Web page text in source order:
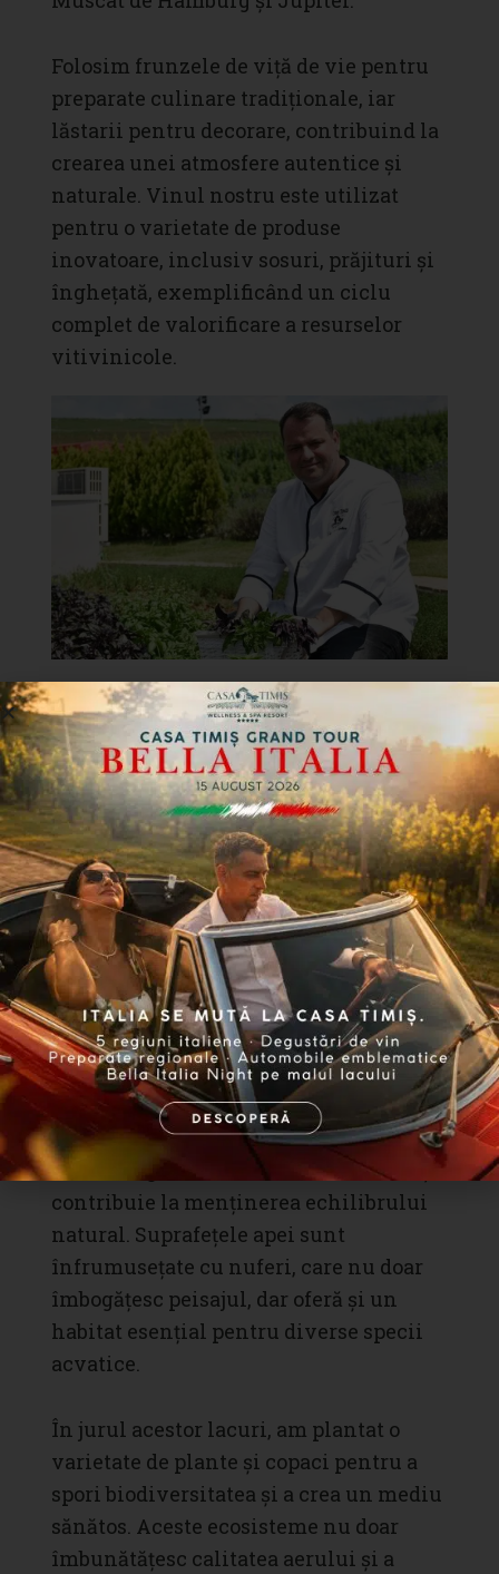
Folosim frunzele de viță de vie pentru
preparate culinare tradiționale, iar
lăstarii pentru decorare, contribuind la
crearea unei atmosfere autentice și
naturale. Vinul nostru este utilizat
pentru o varietate de produse
inovatoare, inclusiv sosuri, prăjituri și
înghețată, exemplificând un ciclu
complet de valorificare a resurselor
vitivinicole.
Ecosistemele acvatice:
Lacuri artificiale și
biodiversitate
Un alt aspect esențial al abordării
noastre sustenabile este crearea și
întreținerea unorecosisteme acvatice
artificiale. Am creat trei lacuri
artificiale pe domeniu, care joacă un rol
crucial în gestionarea resurselor de apă
și contribuie la crearea unui habitat
pentru diverse specii de pești și plante
acvatice.
Fiecare lac este populat cu crapi Koi,
care adaugă vitalitate
ecosistemului
și
contribuie la menținerea echilibrului
natural. Suprafețele apei sunt
înfrumusețate cu nuferi, care nu doar
îmbogățesc peisajul, dar oferă și un
habitat esențial pentru diverse specii
acvatice.
În jurul acestor lacuri, am plantat o
varietate de plante și copaci pentru a
spori biodiversitatea și a crea un mediu
sănătos. Aceste ecosisteme nu doar
îmbunătățesc calitatea aerului și a